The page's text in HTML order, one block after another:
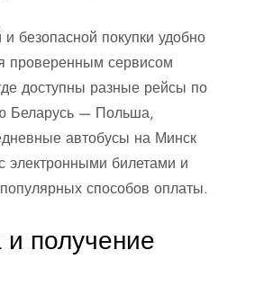
безопасной покупки удобно
проверенным сервисом
доступны разные рейсы по
Беларусь — Польша,
автобусы на Минск
билетами и
способов оплаты.
получение